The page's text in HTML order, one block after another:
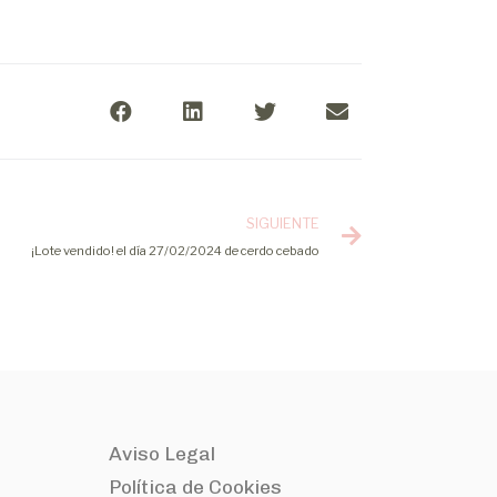
SIGUIENTE
¡Lote vendido! el día 27/02/2024 de cerdo cebado
Aviso Legal
Política de Cookies